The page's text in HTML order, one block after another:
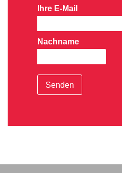
Ihre E-Mail
Nachname
Senden